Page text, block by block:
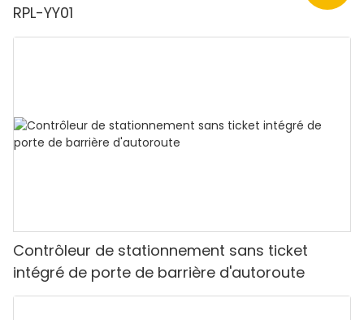
RPL-YY01
Contrôleur de stationnement sans ticket
intégré de porte de barrière d'autoroute